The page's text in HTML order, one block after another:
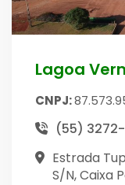
Lagoa
CNPJ:
(55)
Estrada
S/N, Caixa